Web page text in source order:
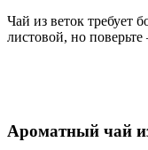
Чай из веток требует
листовой, но поверьте
Ароматный чай